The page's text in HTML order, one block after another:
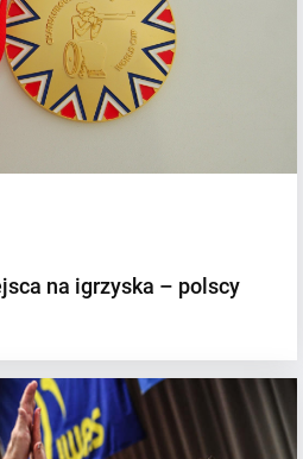
na igrzyska – polscy